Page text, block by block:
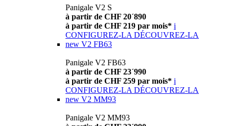
Panigale V2 S
à partir de CHF 20´890
à partir de CHF 219 par mois* i
CONFIGUREZ-LA DÉCOUVREZ-LA
new V2 FB63
Panigale V2 FB63
à partir de CHF 23´990
à partir de CHF 259 par mois* i
CONFIGUREZ-LA DÉCOUVREZ-LA
new V2 MM93
Panigale V2 MM93